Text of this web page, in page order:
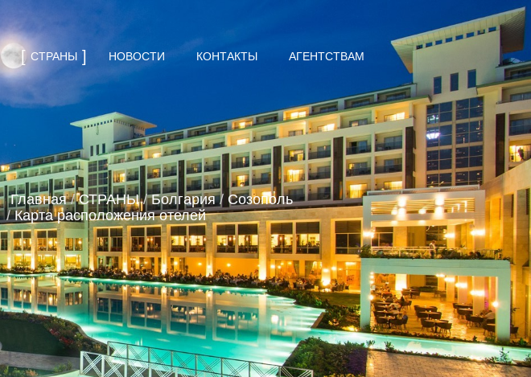
СТРАНЫ НОВОСТИ КОНТАКТЫ АГЕНТСТВАМ
Главная / СТРАНЫ / Болгария / Созополь
/ Карта расположения отелей